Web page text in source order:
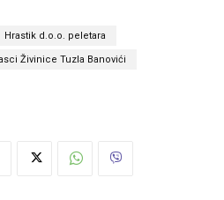
Hrastik d.o.o. peletara
Živinice Tuzla Banovići